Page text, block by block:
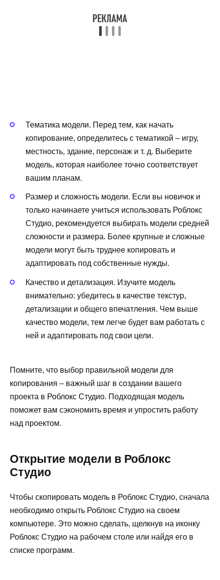
Тематика модели. Перед тем, как начать
копирование, определитесь с тематикой – игру,
местность, здание, персонаж и т. д. Выберите
модель, которая наиболее точно соответствует
вашим планам.
Размер и сложность модели. Если вы новичок и
только начинаете учиться использовать Роблокс
Студио, рекомендуется выбирать модели средней
сложности и размера. Более крупные и сложные
модели могут быть труднее копировать и
адаптировать под собственные нужды.
Качество и детализация. Изучите модель
внимательно: убедитесь в качестве текстур,
детализации и общего впечатления. Чем выше
качество модели, тем легче будет вам работать с
ней и адаптировать под свои цели.
Помните, что выбор правильной модели для
копирования – важный шаг в создании вашего
проекта в Роблокс Студио. Подходящая модель
поможет вам сэкономить время и упростить работу
над проектом.
Открытие модели в Роблокс
Студио
Чтобы скопировать модель в Роблокс Студио, сначала
необходимо открыть Роблокс Студио на своем
компьютере. Это можно сделать, щелкнув на иконку
Роблокс Студио на рабочем столе или найдя его в
списке программ.